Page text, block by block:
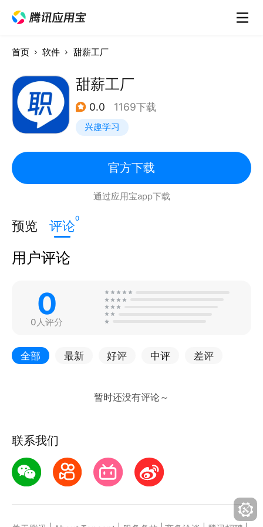
首页 软件 甜薪工厂
甜薪工厂
0.0 1169下载
兴趣学习
官方下载
通过应用宝app下载
预览 评论0
用户评论
0
0人评分
全部 最新 好评 中评 差评
联系我们